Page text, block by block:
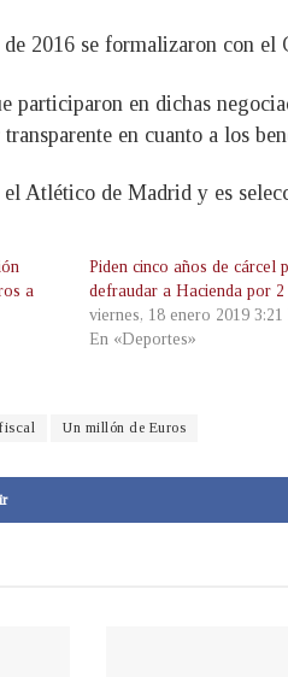
2016 se formalizaron con el
participaron en dichas
en cuanto a los
Atlético de Madrid y es
a
Piden cinco años de cárcel
defraudar a Hacienda por
viernes, 18 enero 2019 3:21
En «Deportes»
Un millón de Euros